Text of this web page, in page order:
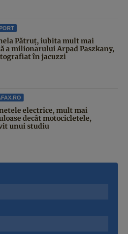
Pătruț, iubita mult mai
a milionarului Arpad Paszkany,
în jacuzzi
electrice, mult mai
decât motocicletele,
unui studiu